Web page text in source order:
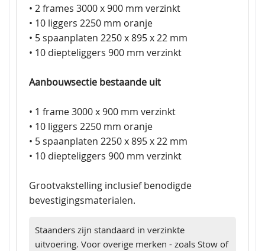
• 2 frames 3000 x 900 mm verzinkt
• 10 liggers 2250 mm oranje
• 5 spaanplaten 2250 x 895 x 22 mm
• 10 diepteliggers 900 mm verzinkt
Aanbouwsectie bestaande uit
• 1 frame 3000 x 900 mm verzinkt
• 10 liggers 2250 mm oranje
• 5 spaanplaten 2250 x 895 x 22 mm
• 10 diepteliggers 900 mm verzinkt
Grootvakstelling inclusief benodigde
bevestigingsmaterialen.
Staanders zijn standaard in verzinkte
uitvoering. Voor overige merken - zoals Stow of